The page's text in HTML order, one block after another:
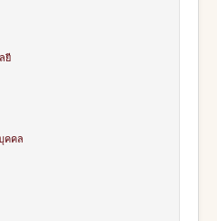
ยี
คคล